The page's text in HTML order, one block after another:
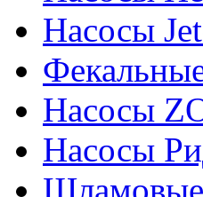
Насосы
Насосы
Насосы